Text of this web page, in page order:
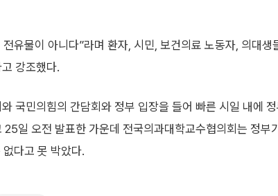
유물이 아니다”라며 환자, 시민, 보건의료 노동자, 의대생
강조했다.
국민의힘의 간담회와 정부 입장을 들어 빠른 시일 내에
일 오전 발표한 가운데 전국의과대학교수협의회는 정부
다고 못 박았다.